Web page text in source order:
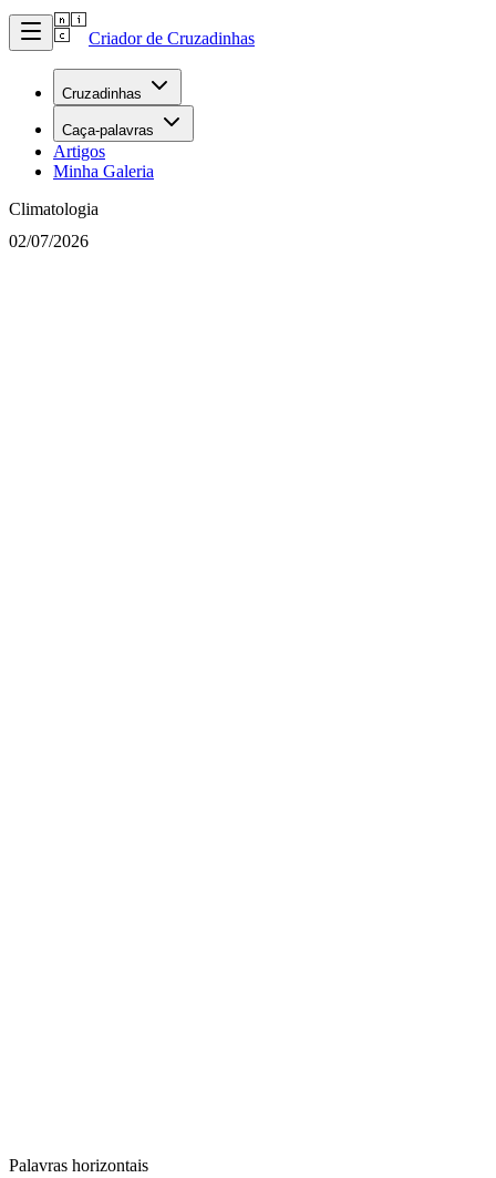
Criador de Cruzadinhas
Cruzadinhas
Caça-palavras
Artigos
Minha Galeria
Climatologia
02/07/2026
Palavras horizontais